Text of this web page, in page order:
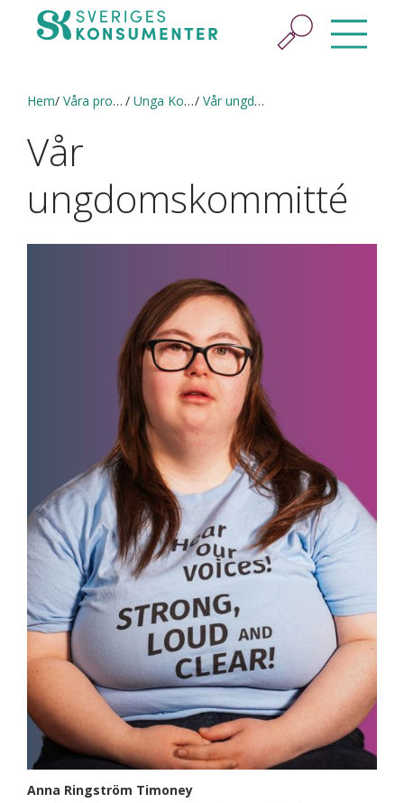
Hem Våra projekt Unga Konsumenter Vår ungdomskommitté
Vår
ungdomskommitté
Anna Ringström Timoney